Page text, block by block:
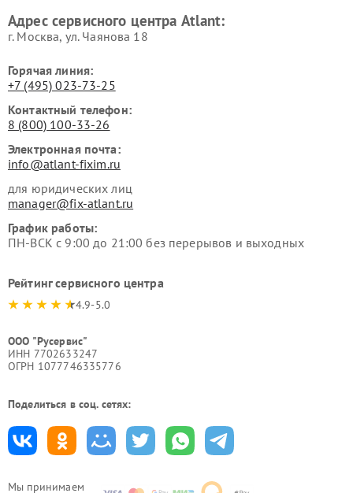
Мы принимаем
Адрес сервисного центра Atlant:
г. Москва, ул. Чаянова 18
Горячая линия:
+7 (495) 023-73-25
Контактный телефон:
8 (800) 100-33-26
Электронная почта:
info@atlant-fixim.ru
для юридических лиц
manager@fix-atlant.ru
График работы:
ПН-ВСК с 9:00 до 21:00 без перерывов и выходных
Рейтинг сервисного центра
4.9-5.0
ООО "Русервис"
ИНН 7702633247
ОГРН 1077746335776
Поделиться в соц. сетях: